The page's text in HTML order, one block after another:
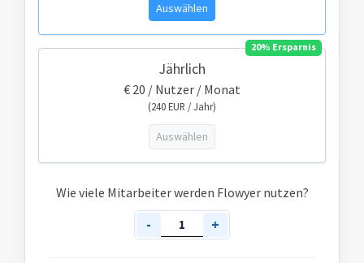
Auswählen
20% Ersparnis
Jährlich
€ 20 / Nutzer / Monat
(240EUR / Jahr)
Auswählen
Wie viele Mitarbeiter werden Flowyer nutzen?
- +